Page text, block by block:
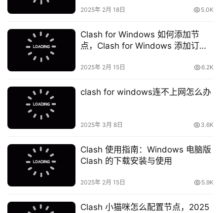
2025年 2月 18日 5.0K
Clash for Windows 如何添加节
点，Clash for Windows 添加订阅
2025年 2月 15日 6.2K
clash for windows连不上网怎么办
2025年 3月 8日 3.6K
Clash 使用指南：Windows 电脑版
Clash 的下载安装与使用
2025年 2月 15日 5.9K
Clash 小猫咪怎么配置节点，2025